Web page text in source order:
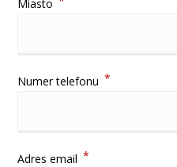
Miasto
Numer telefonu *
Adres email *